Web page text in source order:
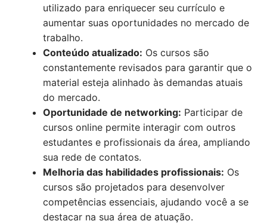
utilizado para enriquecer seu currículo e
aumentar suas oportunidades no mercado de
trabalho.
Conteúdo atualizado: Os cursos são
constantemente revisados para garantir que o
material esteja alinhado às demandas atuais
do mercado.
Oportunidade de networking: Participar de
cursos online permite interagir com outros
estudantes e profissionais da área, ampliando
sua rede de contatos.
Melhoria das habilidades profissionais: Os
cursos são projetados para desenvolver
competências essenciais, ajudando você a se
destacar na sua área de atuação.